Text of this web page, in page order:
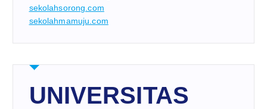
sekolahsorong.com
sekolahmamuju.com
UNIVERSITAS